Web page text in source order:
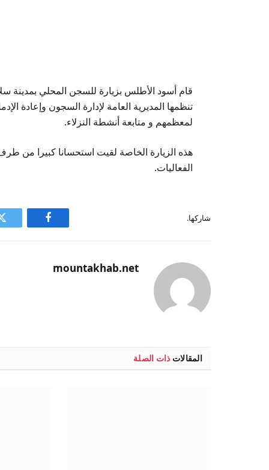
قام أسود الأطلس بزيارة للسجن المحلي بمدينة
تنظمها المديرية العامة لإدارة السجون وإعادة
لمعظمهم و متابعة أنشطة النزلاء.
هذه الزيارة الخاصة لقيت استحسانا كبيرا من
الفعاليات.
شاركها.
فيسبوك
mountakhab.net
المقالات ذات الصلة